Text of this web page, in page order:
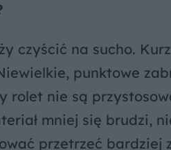
czyścić na sucho.
punktowe
rolet nie są
mniej się brudzi,
przetrzeć